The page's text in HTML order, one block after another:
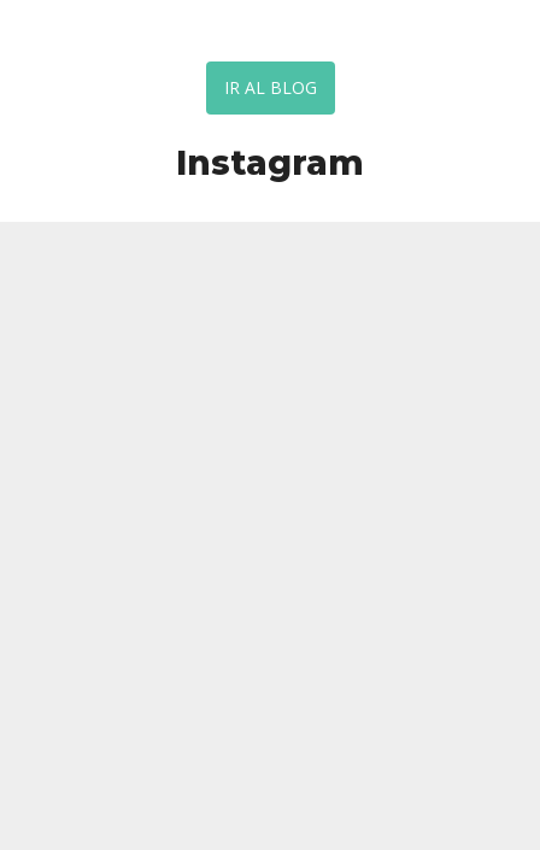
IR AL BLOG
Instagram